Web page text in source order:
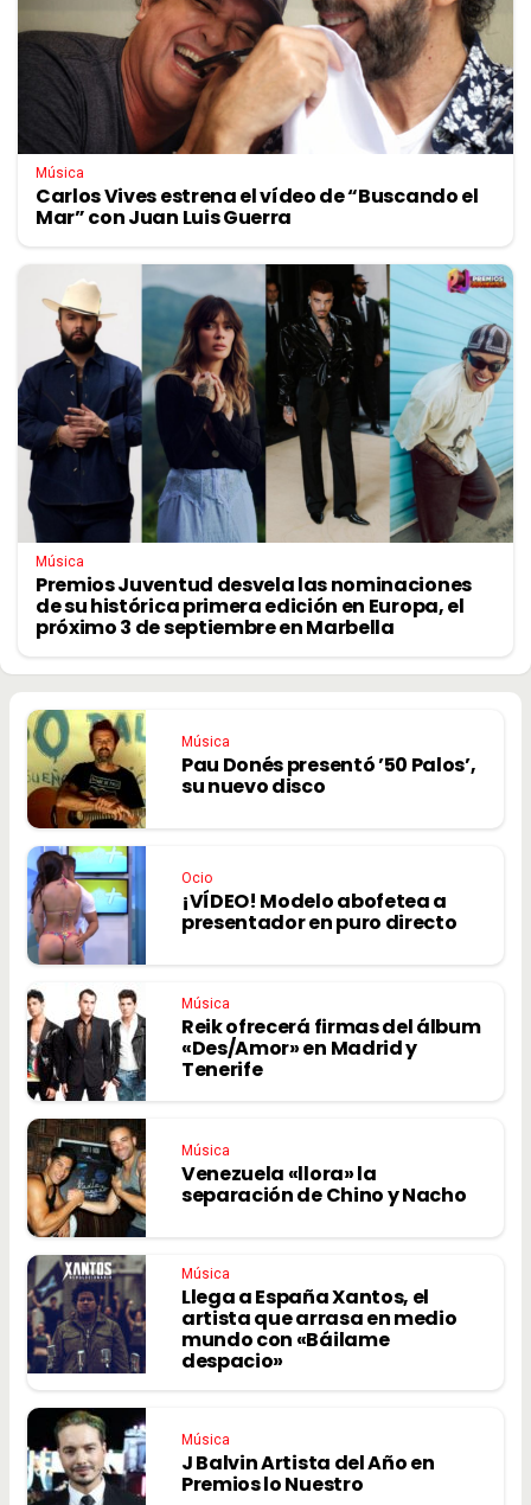
Música
Carlos Vives estrena el vídeo de “Buscando el
Mar” con Juan Luis Guerra
Música
Premios Juventud desvela las nominaciones
de su histórica primera edición en Europa, el
próximo 3 de septiembre en Marbella
Música
Pau Donés presentó ’50 Palos’,
su nuevo disco
Ocio
¡VÍDEO! Modelo abofetea a
presentador en puro directo
Música
Reik ofrecerá firmas del álbum
«Des/Amor» en Madrid y
Tenerife
Música
Venezuela «llora» la
separación de Chino y Nacho
Música
Llega a España Xantos, el
artista que arrasa en medio
mundo con «Báilame
despacio»
Música
J Balvin Artista del Año en
Premios lo Nuestro